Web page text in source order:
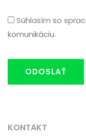
Súhlasím so
komunikáciu.
ODOSLAŤ
KONTAKT